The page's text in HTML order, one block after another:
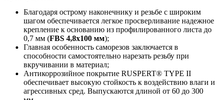
Благодаря острому наконечнику и резьбе с широким
шагом обеспечивается легкое просверливание надежное
крепление к основанию из профилированного листа до
0,7 мм (FBS 4,8x100 мм);
Главная особенность саморезов заключается в
способности самостоятельно нарезать резьбу при
вкручивании в материал;
Антикоррозийное покрытие RUSPERT® TYPE II
обеспечивает высокую стойкость к воздействию влаги и
агрессивных сред. Выпускаются длиной от 60 до 300